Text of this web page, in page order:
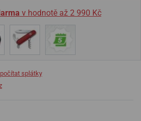
v hodnotě až 2 990 Kč
splátky